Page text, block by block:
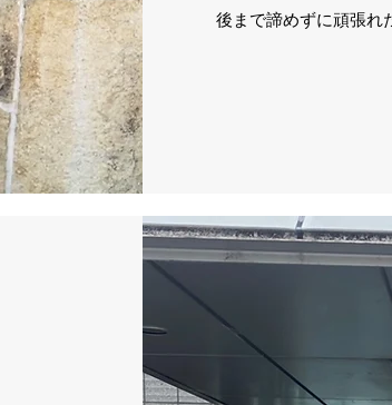
後まで諦めずに頑張れ